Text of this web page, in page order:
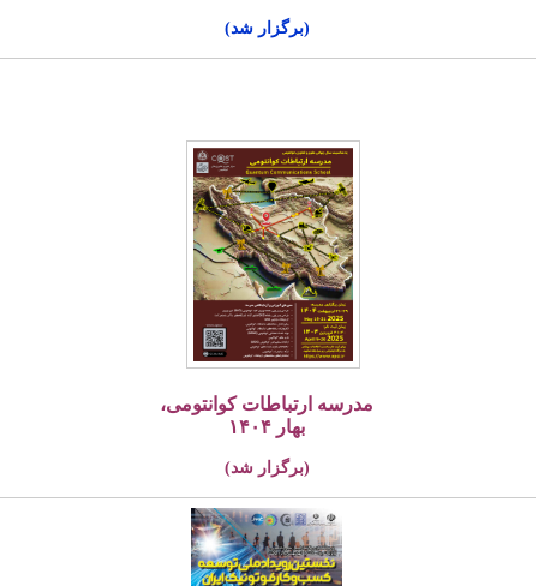
(برگزار شد)
مدرسه ارتباطات کوانتومی،
بهار ۱۴۰۴
(برگزار شد)